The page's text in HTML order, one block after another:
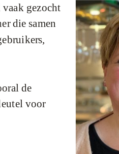
gezocht
die samen
de
voor